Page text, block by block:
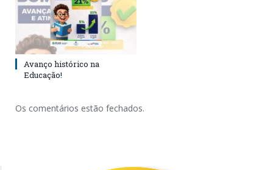
Avanço histórico na
Educação!
Os comentários estão fechados.